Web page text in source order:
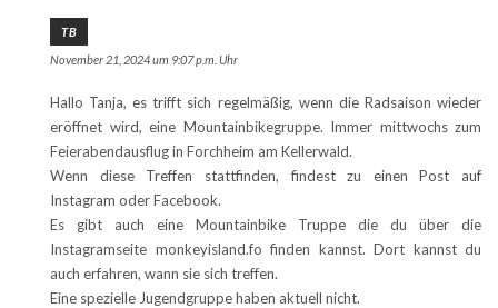
TB
November 21, 2024 um 9:07 p.m. Uhr
Hallo Tanja, es trifft sich regelmäßig, wenn die Radsaison wieder
eröffnet wird, eine Mountainbikegruppe. Immer mittwochs zum
Feierabendausflug in Forchheim am Kellerwald.
Wenn diese Treffen stattfinden, findest zu einen Post auf
Instagram oder Facebook.
Es gibt auch eine Mountainbike Truppe die du über die
Instagramseite monkeyisland.fo finden kannst. Dort kannst du
auch erfahren, wann sie sich treffen.
Eine spezielle Jugendgruppe haben aktuell nicht.